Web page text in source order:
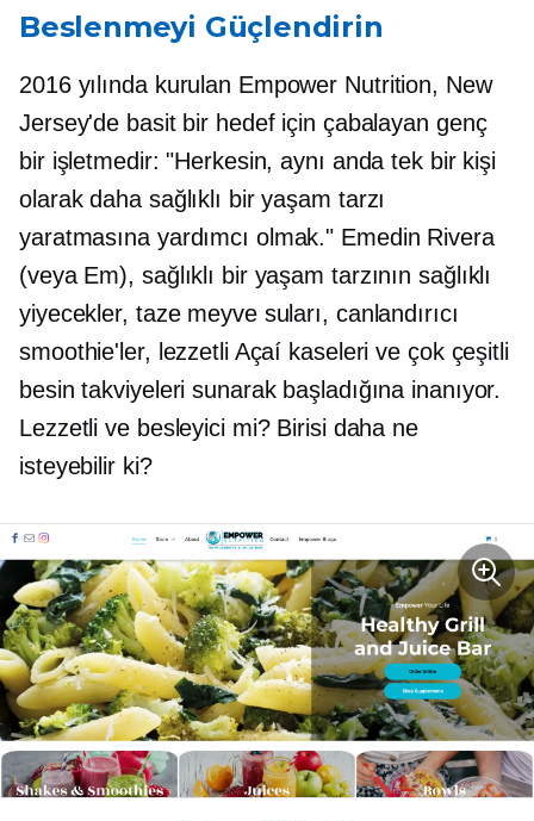
Beslenmeyi Güçlendirin
2016 yılında kurulan Empower Nutrition, New
Jersey'de basit bir hedef için çabalayan genç
bir işletmedir: "Herkesin, aynı anda tek bir kişi
olarak daha sağlıklı bir yaşam tarzı
yaratmasına yardımcı olmak." Emedin Rivera
(veya Em), sağlıklı bir yaşam tarzının sağlıklı
yiyecekler, taze meyve suları, canlandırıcı
smoothie'ler, lezzetli Açaí kaseleri ve çok çeşitli
besin takviyeleri sunarak başladığına inanıyor.
Lezzetli ve besleyici mi? Birisi daha ne
isteyebilir ki?